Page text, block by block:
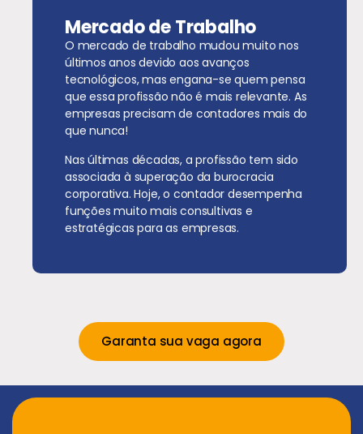
Mercado de Trabalho
O mercado de trabalho mudou muito nos
últimos anos devido aos avanços
tecnológicos, mas engana-se quem pensa
que essa profissão não é mais relevante. As
empresas precisam de contadores mais do
que nunca!
Nas últimas décadas, a profissão tem sido
associada à superação da burocracia
corporativa. Hoje, o contador desempenha
funções muito mais consultivas e
estratégicas para as empresas.
Garanta sua vaga agora